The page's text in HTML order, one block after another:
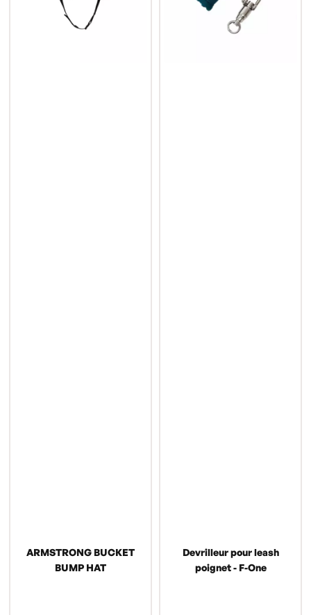
ARMSTRONG BUCKET
BUMP HAT
Devrilleur pour leash
poignet - F-One